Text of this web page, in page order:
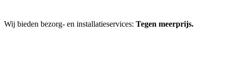
Wij bieden bezorg- en installatieservices: Tegen meerprijs.